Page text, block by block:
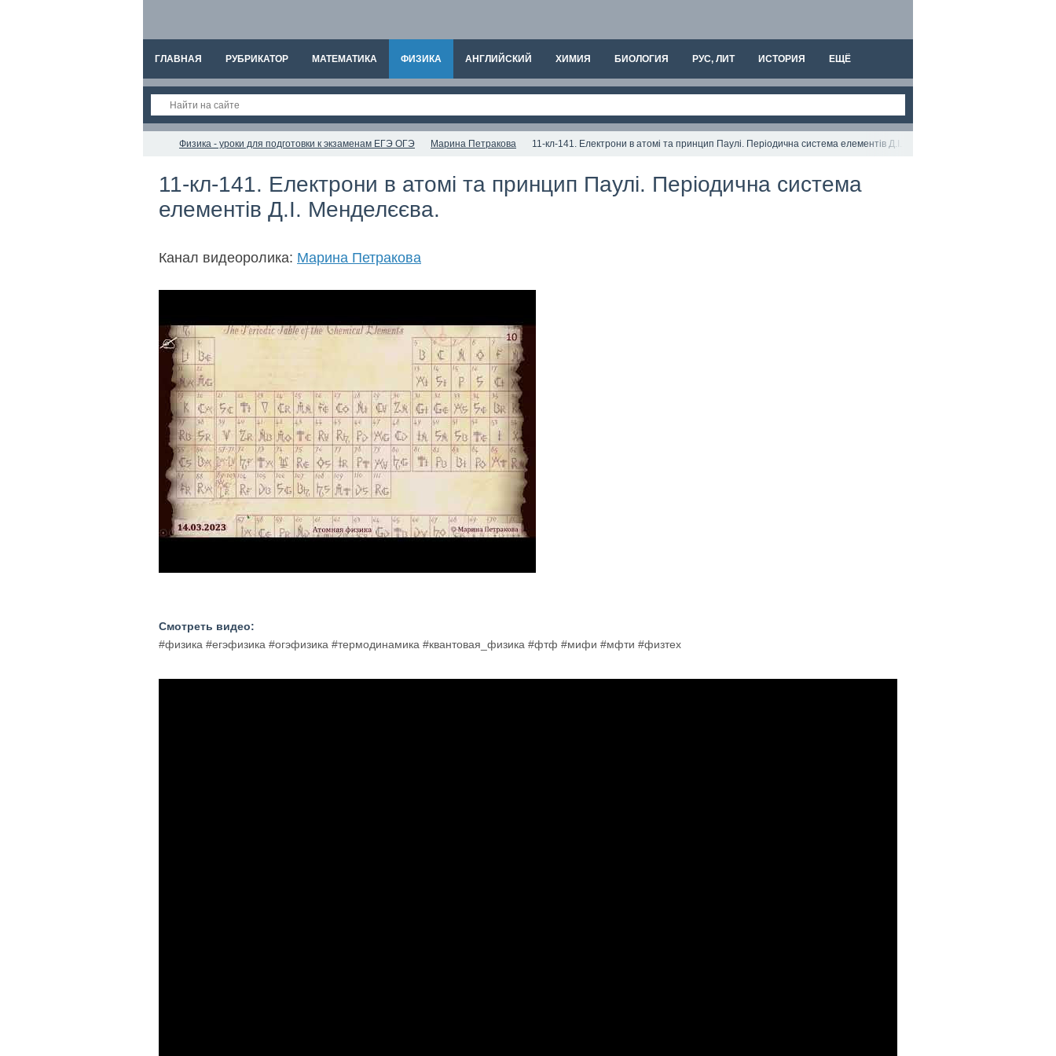
ГЛАВНАЯ РУБРИКАТОР МАТЕМАТИКА ФИЗИКА АНГЛИЙСКИЙ ХИМИЯ БИОЛОГИЯ РУС, ЛИТ ИСТОРИЯ ЕЩЁ
Физика - уроки для подготовки к экзаменам ЕГЭ ОГЭ Марина Петракова 11-кл-141. Електрони в атомі та принцип Паулі. Періодична система елементів Д.І. Менделєєва.
11-кл-141. Електрони в атомі та принцип Паулі. Періодична система
елементів Д.І. Менделєєва.
Канал видеоролика: Марина Петракова
Смотреть видео:
#физика #егэфизика #огэфизика #термодинамика #квантовая_физика #фтф #мифи #мфти #физтех